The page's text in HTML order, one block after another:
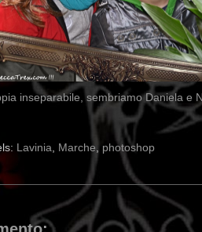
inseparabile, sembriamo Daniela e
Lavinia, Marche, photoshop